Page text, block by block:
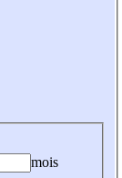
mois